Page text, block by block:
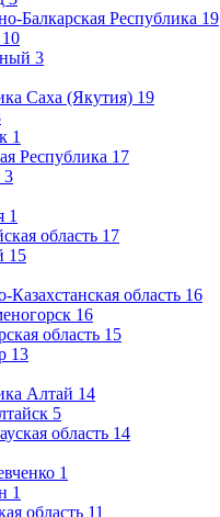
Балкарская Республика 19
10
3
Саха (Якутия) 19
1
Республика 17
3
1
область 17
15
Казахстанская область 16
16
область 15
13
Алтай 14
5
область 14
1
1
область 11